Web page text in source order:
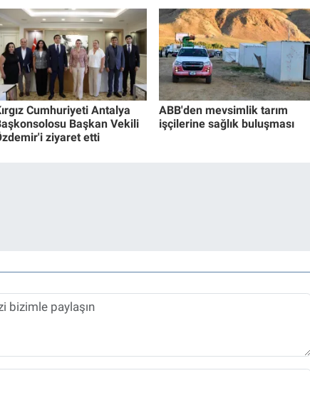
Cumhuriyeti Antalya
Başkan Vekili
ziyaret etti
ABB'den mevsimlik tarım
işçilerine sağlık buluşması